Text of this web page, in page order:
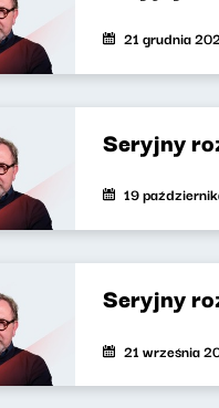
21 grudnia
Seryjny
19
Seryjny
21 września